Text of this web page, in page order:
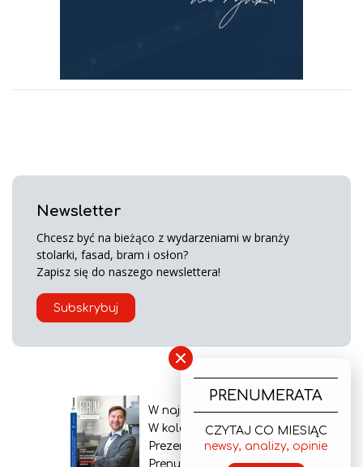
Newsletter
Chcesz być na bieżąco z wydarzeniami w branży
stolarki, fasad, bram i osłon?
Zapisz się do naszego newslettera!
Subskrybuj
W najnowszym wydaniu
W kolejnym numerze
Prezentacja gazety
Prenumerata
×
PRENUMERATA
CZYTAJ CO MIESIĄC
newsy, analizy, opinie